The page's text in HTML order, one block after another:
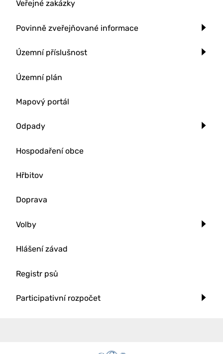
Veřejné zakázky
Povinně zveřejňované informace
Územní příslušnost
Územní plán
Mapový portál
Odpady
Hospodaření obce
Hřbitov
Doprava
Volby
Hlášení závad
Registr psů
Participativní rozpočet